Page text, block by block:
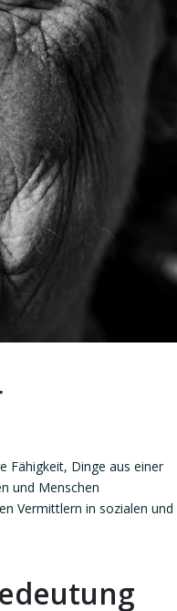
Fähigkeit, Dinge aus einer
und Menschen
Vermittlern in sozialen und